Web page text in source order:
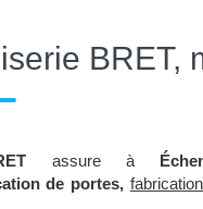
BRET,
assure à
de portes,